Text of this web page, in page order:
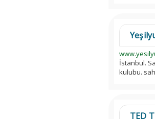
İstanbul.
kulubu.
TED